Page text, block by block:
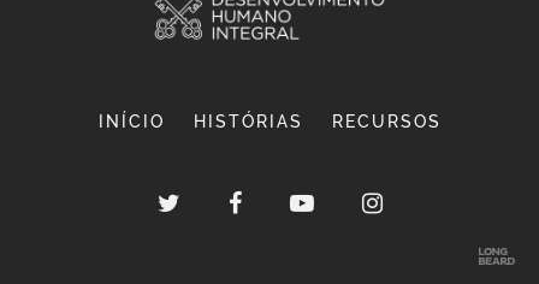
INÍCIO HISTÓRIAS RECURSOS